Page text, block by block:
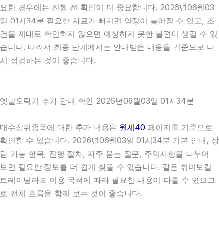
요한 경우에는 진행 전 확인이 더 중요합니다. 2026년06월03
일 01시34분 필요한 자료가 빠지면 일정이 늦어질 수 있고, 조
건을 제대로 확인하지 않으면 예상하지 못한 불편이 생길 수 있
습니다. 따라서 최종 단계에서는 안내받은 내용을 기준으로 다
시 점검하는 것이 좋습니다.
옛날오락기 추가 안내 확인 2026년06월03일 01시34분
매수상위종목에 대한 추가 내용은 월세40 페이지를 기준으로
확인할 수 있습니다. 2026년06월03일 01시34분 기본 안내, 상
담 가능 항목, 진행 절차, 자주 묻는 질문, 주의사항을 나누어
보면 필요한 정보를 더 쉽게 찾을 수 있습니다. 같은 취미보컬
트레이닝라도 이용 목적에 따라 필요한 내용이 다를 수 있으므
로 전체 흐름을 함께 보는 것이 좋습니다.